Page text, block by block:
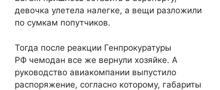
девочка улетела налегке, а вещи разложили
по сумкам попутчиков.
Тогда после реакции Генпрокуратуры
РФ чемодан все же вернули хозяйке. А
руководство авиакомпании выпустило
распоряжение, согласно которому, габариты